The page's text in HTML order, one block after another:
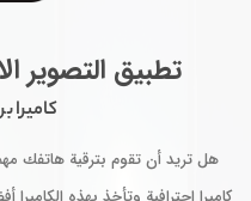
تطبيق التصوير
كاميرا
هل تريد أن تقوم بترقية هاتفك